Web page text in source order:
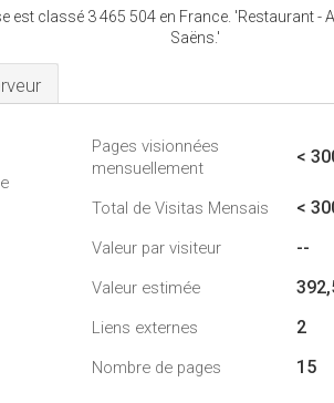
est classé 3 465 504 en France. 'Restaurant -
Saëns.'
Pages visionnées
mensuellement
<
Total de Visitas Mensais <
Valeur par visiteur --
Valeur estimée
Liens externes 2
Nombre de pages 15